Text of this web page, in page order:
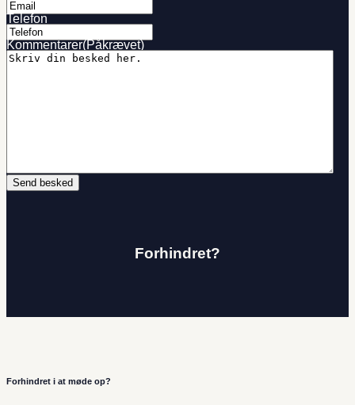
Telefon
Kommentarer(Påkrævet)
Forhindret?
Forhindret i at møde op?